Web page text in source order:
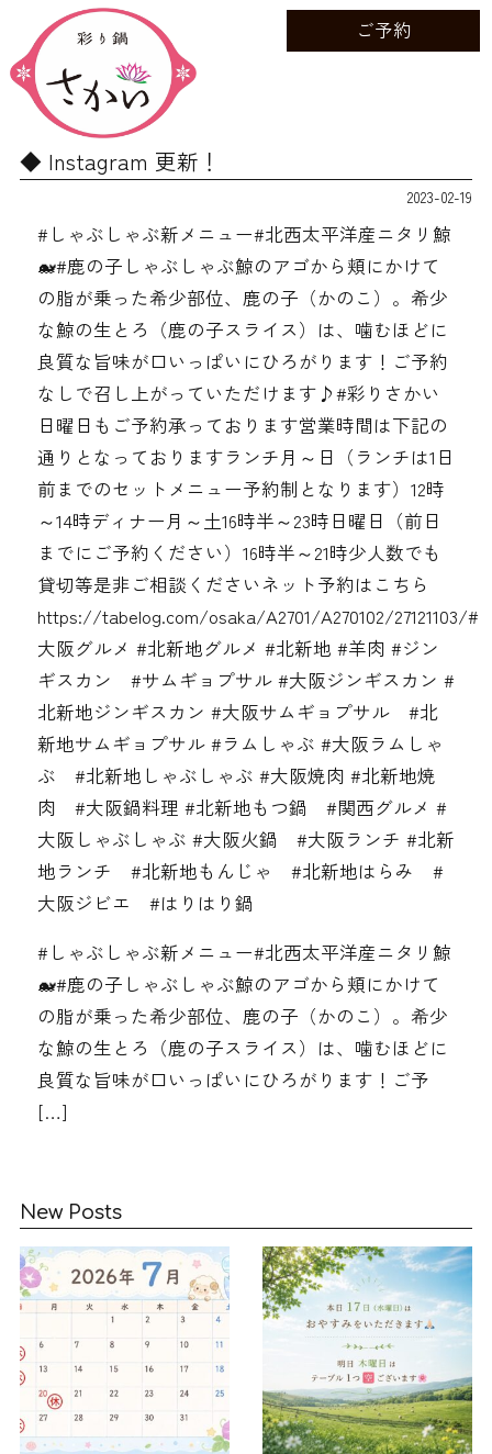
ご予約
Instagram 更新！
2023-02-19
#しゃぶしゃぶ新メニュー#北西太平洋産ニタリ鯨
🐋#鹿の子しゃぶしゃぶ鯨のアゴから頬にかけて
の脂が乗った希少部位、鹿の子（かのこ）。希少
な鯨の生とろ（鹿の子スライス）は、噛むほどに
良質な旨味が口いっぱいにひろがります！ご予約
なしで召し上がっていただけます♪#彩りさかい
日曜日もご予約承っております営業時間は下記の
通りとなっております️ランチ月～日（ランチは1日
前までのセットメニュー予約制となります）12時
～14時ディナー月～土16時半～23時日曜日（前日
までにご予約ください）16時半～21時少人数でも
貸切等是非ご相談くださいネット予約はこちら
https://tabelog.com/osaka/A2701/A270102/27121103/#
大阪グルメ #北新地グルメ #北新地 #羊肉 #ジン
ギスカン #サムギョプサル #大阪ジンギスカン #
北新地ジンギスカン #大阪サムギョプサル #北
新地サムギョプサル #ラムしゃぶ #大阪ラムしゃ
ぶ #北新地しゃぶしゃぶ #大阪焼肉 #北新地焼
肉 #大阪鍋料理 #北新地もつ鍋 #関西グルメ #
大阪しゃぶしゃぶ #大阪火鍋 #大阪ランチ #北新
地ランチ #北新地もんじゃ #北新地はらみ #
大阪ジビエ #はりはり鍋
#しゃぶしゃぶ新メニュー#北西太平洋産ニタリ鯨
🐋#鹿の子しゃぶしゃぶ鯨のアゴから頬にかけて
の脂が乗った希少部位、鹿の子（かのこ）。希少
な鯨の生とろ（鹿の子スライス）は、噛むほどに
良質な旨味が口いっぱいにひろがります！ご予
[…]
New Posts